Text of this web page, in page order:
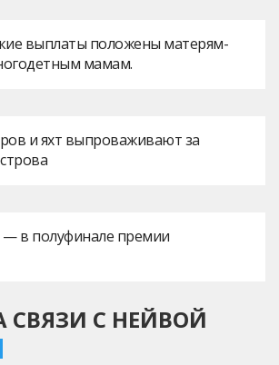
выплаты положены матерям-
мамам.
и яхт выпроваживают за
в полуфинале премии
СВЯЗИ С НЕЙВОЙ